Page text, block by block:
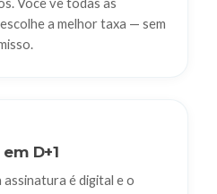
a melhor taxa — sem
D+1
é digital e o